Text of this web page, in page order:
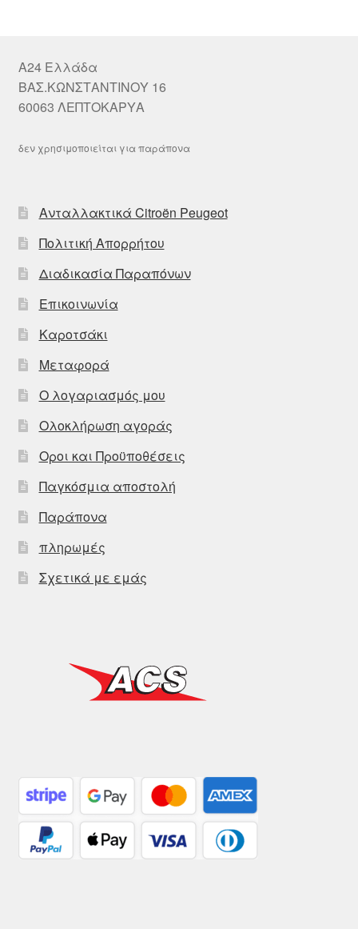
A24 Ελλάδα
ΒΑΣ.ΚΩΝΣΤΑΝΤΙΝΟΥ 16
60063 ΛΕΠΤΟΚΑΡΥΑ
δεν χρησιμοποιείται για παράπονα
Ανταλλακτικά Citroën Peugeot
Πολιτική Απορρήτου
Διαδικασία Παραπόνων
Επικοινωνία
Καροτσάκι
Μεταφορά
Ο λογαριασμός μου
Ολοκλήρωση αγοράς
Οροι και Προϋποθέσεις
Παγκόσμια αποστολή
Παράπονα
πληρωμές
Σχετικά με εμάς